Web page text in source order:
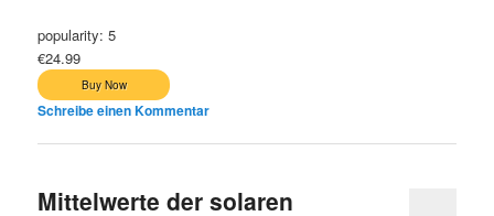
popularity:5
€24.99
Schreibe einen Kommentar
Mittelwerte der solaren